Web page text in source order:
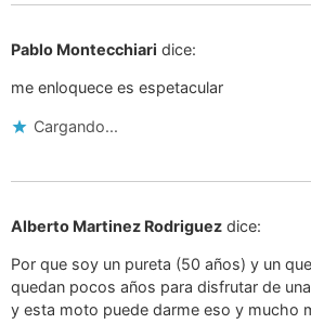
Pablo Montecchiari dice:
me enloquece es espetacular
Cargando...
Alberto Martinez Rodriguez dice:
Por que soy un pureta (50 años) y un
quedan pocos años para disfrutar de
y esta moto puede darme eso y mucho